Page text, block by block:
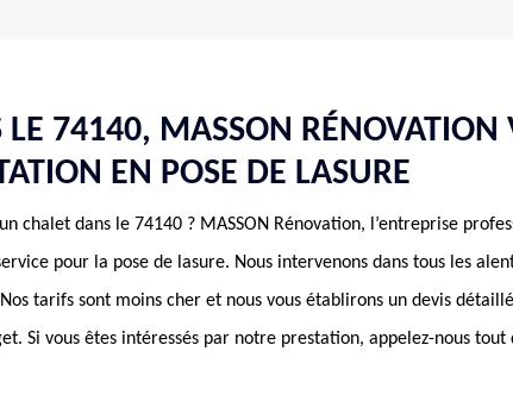
LE 74140, MASSON RÉNOVATION
EN POSE DE LASURE
chalet dans le 74140 ? MASSON Rénovation, l’entreprise
pour la pose de lasure. Nous intervenons dans tous les
tarifs sont moins cher et nous vous établirons un devis
Si vous êtes intéressés par notre prestation, appelez-nous